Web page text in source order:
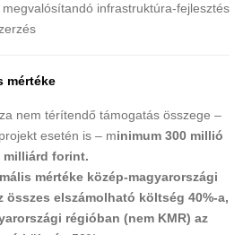
infrastruktúra-fejlesztés
mértéke
nem térítendő támogatás összege –
esetén is – minimum 300 millió
milliárd forint.
mértéke közép-magyarországi
összes elszámolható költség 40%-a,
régióban (nem KMR) az